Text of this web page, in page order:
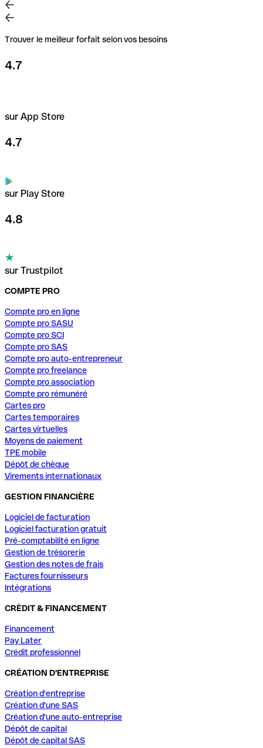
Trouver le meilleur forfait selon vos besoins
4.7
sur App Store
4.7
sur Play Store
4.8
sur Trustpilot
COMPTE PRO
Compte pro en ligne
Compte pro SASU
Compte pro SCI
Compte pro SAS
Compte pro auto-entrepreneur
Compte pro freelance
Compte pro association
Compte pro rémunéré
Cartes pro
Cartes temporaires
Cartes virtuelles
Moyens de paiement
TPE mobile
Dépôt de chèque
Virements internationaux
GESTION FINANCIÈRE
Logiciel de facturation
Logiciel facturation gratuit
Pré-comptabilité en ligne
Gestion de trésorerie
Gestion des notes de frais
Factures fournisseurs
Intégrations
CRÈDIT & FINANCEMENT
Financement
Pay Later
Crédit professionnel
CRÉATION D'ENTREPRISE
Création d'entreprise
Création d'une SAS
Création d'une auto-entreprise
Dépôt de capital
Dépôt de capital SAS